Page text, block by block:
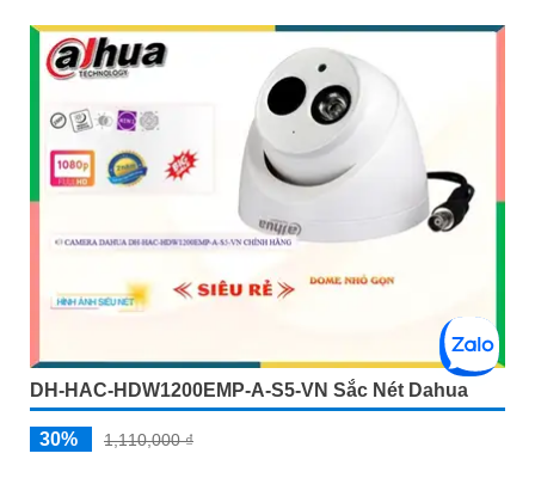
DH-HAC-HDW1200EMP-A-S5-VN Sắc Nét Dahua
30% 1,110,000 ₫